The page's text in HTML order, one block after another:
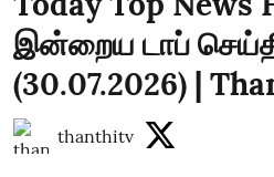
இன்றைய டாப்
(30.07.2026) |
thanthitv